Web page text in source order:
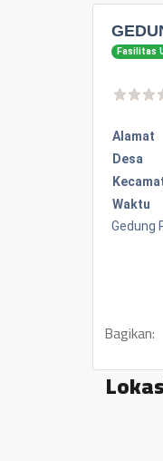
Fasilitas
Alamat
Desa
Waktu
Gedung
Bagikan: